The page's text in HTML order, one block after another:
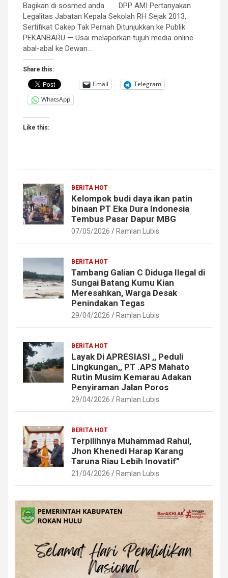
Bagikan di sosmed anda DPP AMI Pertanyakan
Legalitas Jabatan Kepala Sekolah RH Sejak 2013,
Sertifikat Cakep Tak Pernah Ditunjukkan ke Publik
PEKANBARU — Usai melaporkan tujuh media online
abal-abal ke Dewan…
Share this:
Email
Telegram
WhatsApp
Like this:
BERITA HOT
Kelompok budi daya ikan patin
binaan PT Eka Dura Indonesia
Tembus Pasar Dapur MBG
07/05/2026 Ramlan Lubis
BERITA HOT
Tambang Galian C Diduga Ilegal di
Sungai Batang Kumu Kian
Meresahkan, Warga Desak
Penindakan Tegas
29/04/2026 Ramlan Lubis
BERITA HOT
Layak Di APRESIASI ,, Peduli
Lingkungan,, PT .APS Mahato
Rutin Musim Kemarau Adakan
Penyiraman Jalan Poros
29/04/2026 Ramlan Lubis
BERITA HOT
Terpilihnya Muhammad Rahul,
Jhon Khenedi Harap Karang
Taruna Riau Lebih Inovatif”
21/04/2026 Ramlan Lubis